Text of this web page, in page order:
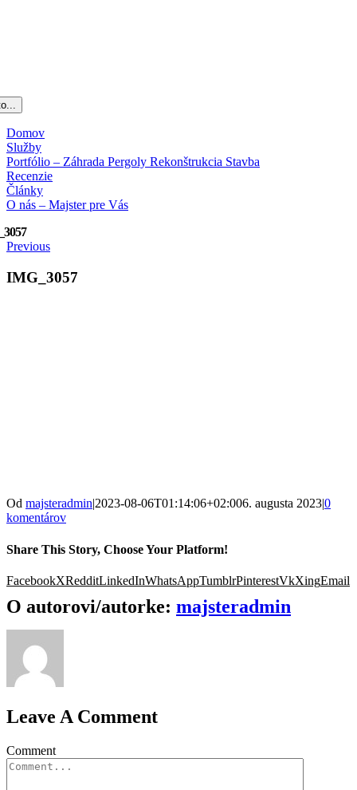
Domov
Služby
Portfólio – Záhrada Pergoly Rekonštrukcia Stavba
Recenzie
Články
O nás – Majster pre Vás
Previous
IMG_3057
Od majsteradmin|2023-08-06T01:14:06+02:006. augusta 2023|0
komentárov
Share This Story, Choose Your Platform!
FacebookXRedditLinkedInWhatsAppTumblrPinterestVkXingEmail
O autorovi/autorke: majsteradmin
Leave A Comment
Comment